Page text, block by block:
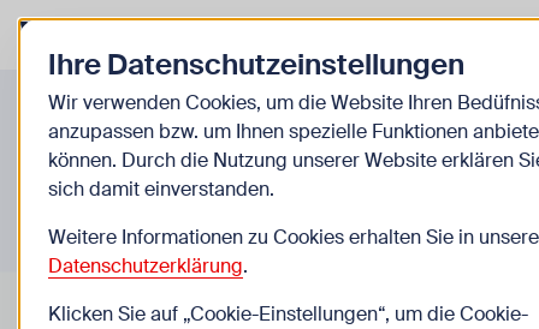
Zurück zur Startseite
Infos A-Z
Ihre Datenschutzeinstellungen
Wir verwenden Cookies, um die Website Ihren
anzupassen bzw. um Ihnen spezielle Funktionen
können. Durch die Nutzung unserer Website erklären
sich damit einverstanden.
Weitere Informationen zu Cookies erhalten Sie in
Datenschutzerklärung.
Klicken Sie auf „Cookie-Einstellungen“, um die Cookie-